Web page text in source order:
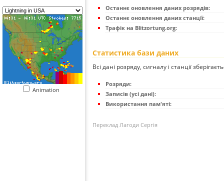
Animation
Останнє оновлення даних розрядів:
Останнє оновлення даних станції:
Трафік на Blitzortung.org:
Статистика бази даних
Всі дані розряду, сигналу і станції
Розряди:
Записів (усі дані):
Використання пам'яті:
Переклад Лагоди Сергія